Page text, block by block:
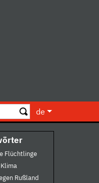
de
Flüchtlinge
Klima
Rußland